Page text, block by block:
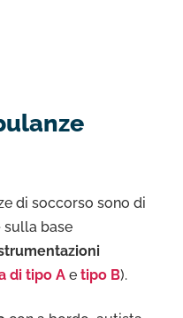
di soccorso sono di
sulla base
di tipo A e tipo B).